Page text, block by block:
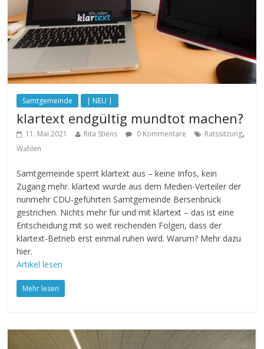
Samtgemeinde | NEU |
klartext endgültig mundtot machen?
11. Mai 2021 Rita Stiens 0 Kommentare Ratssitzung,
Wahlen
Samtgemeinde sperrt klartext aus – keine Infos, kein
Zugang mehr. klartext wurde aus dem Medien-Verteiler der
nunmehr CDU-geführten Samtgemeinde Bersenbrück
gestrichen. Nichts mehr für und mit klartext – das ist eine
Entscheidung mit so weit reichenden Folgen, dass der
klartext-Betrieb erst einmal ruhen wird. Warum? Mehr dazu
hier.
Artikel lesen
Mehr lesen